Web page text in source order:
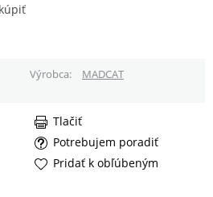
Výrobca
MADCAT
Potrebujem poradiť
Tlačiť
Pridať k obľúbeným